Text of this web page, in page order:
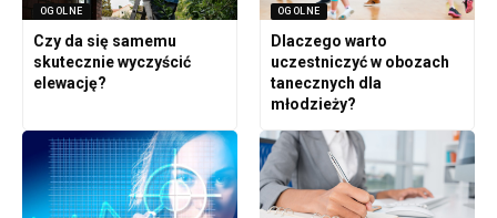
OGOLNE
Czy da się samemu
skutecznie wyczyścić
elewację?
OGOLNE
Dlaczego warto
uczestniczyć w obozach
tanecznych dla
młodzieży?